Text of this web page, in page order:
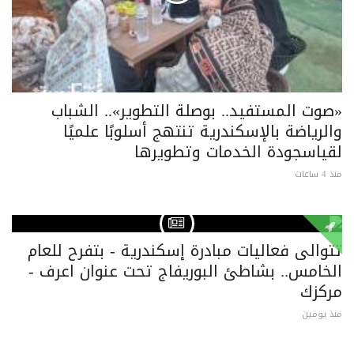
«صوت المستفيد.. بوصلة التطوير».. الشباب
والرياضة بالإسكندرية تنتهج أسلوبًا علميًا
لقياسجودة الخدمات وتطويرها
منذ 4 ساعات
تتوالى فعاليات مبادرة إسكندرية - بتفرح للعام
الخامس.. بشاطئ البوريفاج تحت عنوان اعرف -
مركزك
منذ يومين